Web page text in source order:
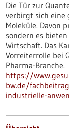
Die Tür zur
verbirgt sich eine
Moleküle. Davon
sondern es
Wirtschaft. Das
Vorreiterrolle bei
Pharma-Branche.
https://
bw.de/
industrielle-